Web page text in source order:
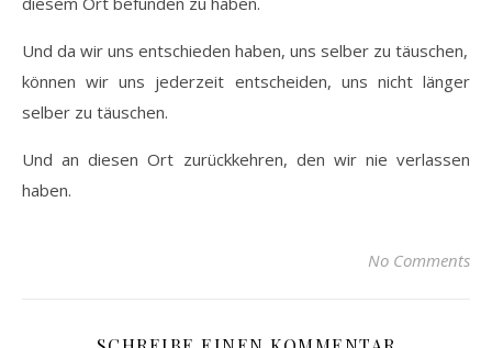
Und da wir uns entschieden haben, uns selber zu täuschen,
können wir uns jederzeit entscheiden, uns nicht länger
selber zu täuschen.
Und an diesen Ort zurückkehren, den wir nie verlassen
haben.
No Comments